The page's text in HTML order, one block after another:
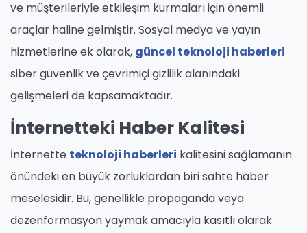
ve müşterileriyle etkileşim kurmaları için önemli
araçlar haline gelmiştir. Sosyal medya ve yayın
hizmetlerine ek olarak, güncel teknoloji haberleri
siber güvenlik ve çevrimiçi gizlilik alanındaki
gelişmeleri de kapsamaktadır.
İnternetteki Haber Kalitesi
İnternette teknoloji haberleri kalitesini sağlamanın
önündeki en büyük zorluklardan biri sahte haber
meselesidir. Bu, genellikle propaganda veya
dezenformasyon yaymak amacıyla kasıtlı olarak